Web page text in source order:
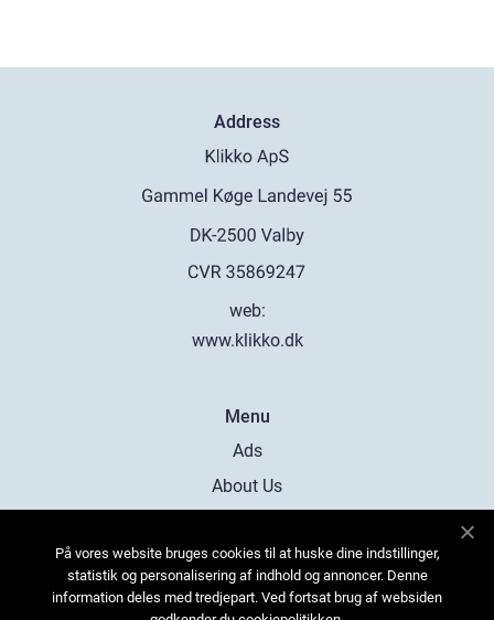
Address
web:
www.klikko.dk
Menu
Ads
About Us
Contact
Sitemap
På vores website bruges cookies til at huske dine indstillinger,
statistik og personalisering af indhold og annoncer. Denne
information deles med tredjepart. Ved fortsat brug af websiden